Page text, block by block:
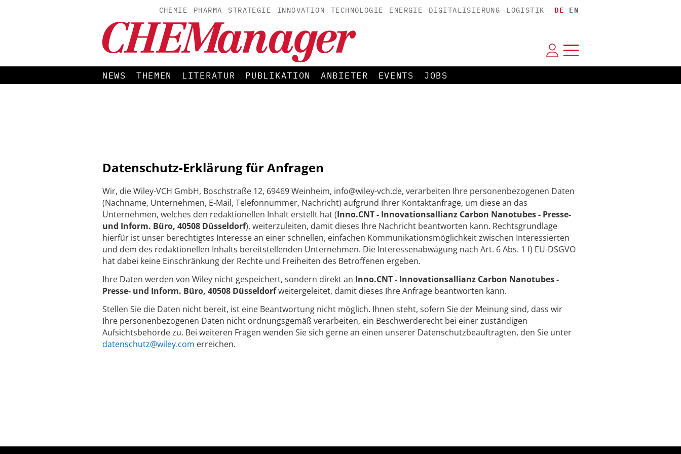
CHEMIE PHARMA STRATEGIE INNOVATION TECHNOLOGIE ENERGIE DIGITALISIERUNG LOGISTIK DE EN
NEWS THEMEN LITERATUR PUBLIKATION ANBIETER EVENTS JOBS
Datenschutz-Erklärung für Anfragen
Wir, die Wiley-VCH GmbH, Boschstraße 12, 69469 Weinheim, info@wiley-vch.de, verarbeiten Ihre personenbezogenen Daten
(Nachname, Unternehmen, E-Mail, Telefonnummer, Nachricht) aufgrund Ihrer Kontaktanfrage, um diese an das
Unternehmen, welches den redaktionellen Inhalt erstellt hat (Inno.CNT - Innovationsallianz Carbon Nanotubes - Presse-
und Inform. Büro, 40508 Düsseldorf), weiterzuleiten, damit dieses Ihre Nachricht beantworten kann. Rechtsgrundlage
hierfür ist unser berechtigtes Interesse an einer schnellen, einfachen Kommunikationsmöglichkeit zwischen Interessierten
und dem des redaktionellen Inhalts bereitstellenden Unternehmen. Die Interessenabwägung nach Art. 6 Abs. 1 f) EU-DSGVO
hat dabei keine Einschränkung der Rechte und Freiheiten des Betroffenen ergeben.
Ihre Daten werden von Wiley nicht gespeichert, sondern direkt an Inno.CNT - Innovationsallianz Carbon Nanotubes -
Presse- und Inform. Büro, 40508 Düsseldorfweitergeleitet, damit dieses Ihre Anfrage beantworten kann.
Stellen Sie die Daten nicht bereit, ist eine Beantwortung nicht möglich. Ihnen steht, sofern Sie der Meinung sind, dass wir
Ihre personenbezogenen Daten nicht ordnungsgemäß verarbeiten, ein Beschwerderecht bei einer zuständigen
Aufsichtsbehörde zu. Bei weiteren Fragen wenden Sie sich gerne an einen unserer Datenschutzbeauftragten, den Sie unter
datenschutz@wiley.com erreichen.